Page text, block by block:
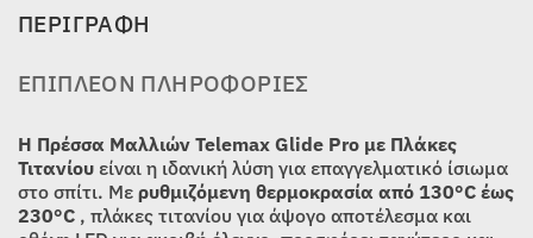
ΠΕΡΙΓΡΑΦΉ
ΕΠΙΠΛΈΟΝ ΠΛΗΡΟΦΟΡΊΕΣ
Η Πρέσσα Μαλλιών Telemax Glide Pro με Πλάκες
Τιτανίου είναι η ιδανική λύση για επαγγελματικό ίσιωμα
στο σπίτι. Με ρυθμιζόμενη θερμοκρασία από 130°C έως
230°C , πλάκες τιτανίου για άψογο αποτέλεσμα και